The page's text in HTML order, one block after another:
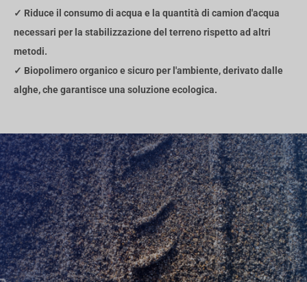
✓ Riduce il consumo di acqua e la quantità di camion d'acqua
necessari per la stabilizzazione del terreno rispetto ad altri
metodi.
✓ Biopolimero organico e sicuro per l'ambiente, derivato dalle
alghe, che garantisce una soluzione ecologica.